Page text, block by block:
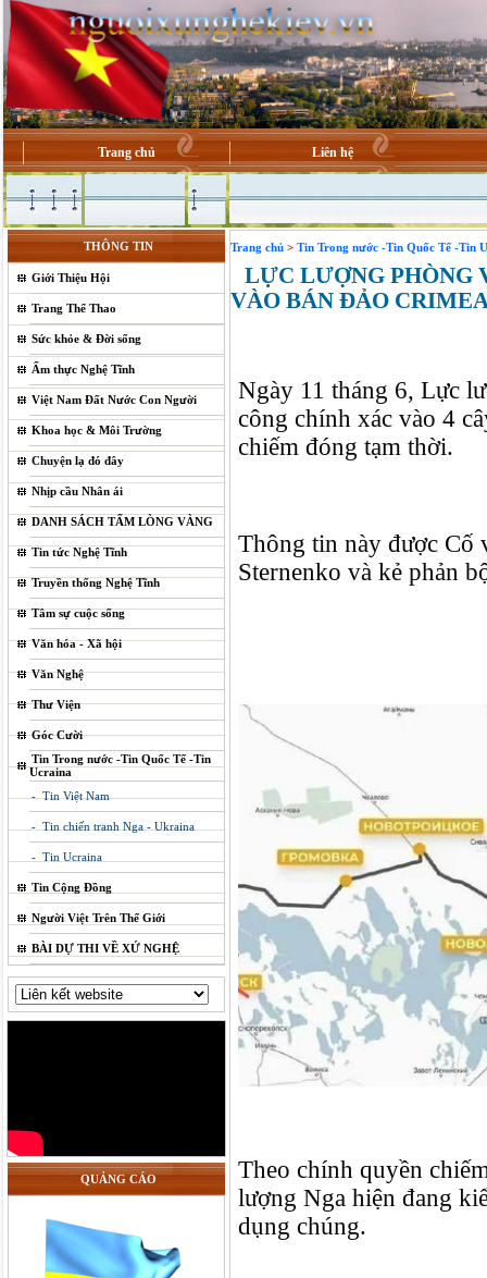
Trang chủ Liên hệ
THÔNG TIN
Giới Thiệu Hội
Trang Thể Thao
Sức khỏe & Đời sống
Ẩm thực Nghệ Tĩnh
Việt Nam Đất Nước Con Người
Khoa học & Môi Trường
Chuyện lạ đó đây
Nhịp cầu Nhân ái
DANH SÁCH TẤM LÒNG VÀNG
Tin tức Nghệ Tĩnh
Truyền thống Nghệ Tĩnh
Tâm sự cuộc sống
Văn hóa - Xã hội
Văn Nghệ
Thư Viện
Góc Cười
Tin Trong nước -Tin Quốc Tế -Tin
Ucraina
- Tin Việt Nam
- Tin chiến tranh Nga - Ukraina
- Tin Ucraina
Tin Cộng Đồng
Người Việt Trên Thế Giới
BÀI DỰ THI VỀ XỨ NGHỆ
QUẢNG CÁO
Trang chủ > Tin Trong nước -Tin Quốc Tế -Tin
LỰC LƯỢNG PHÒNG
VÀO BÁN ĐẢO
Ngày 11 tháng 6, Lực
công chính xác vào 4
chiếm đóng tạm thời.
Thông tin này được Cố
Sternenko và kẻ phản
Theo chính quyền
lượng Nga hiện đang
dụng chúng.